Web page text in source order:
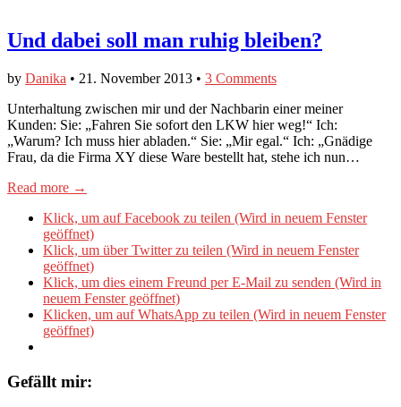
Und dabei soll man ruhig bleiben?
by Danika • 21. November 2013 • 3 Comments
Unterhaltung zwischen mir und der Nachbarin einer meiner
Kunden: Sie: „Fahren Sie sofort den LKW hier weg!“ Ich:
„Warum? Ich muss hier abladen.“ Sie: „Mir egal.“ Ich: „Gnädige
Frau, da die Firma XY diese Ware bestellt hat, stehe ich nun…
Read more →
Klick, um auf Facebook zu teilen (Wird in neuem Fenster
geöffnet)
Klick, um über Twitter zu teilen (Wird in neuem Fenster
geöffnet)
Klick, um dies einem Freund per E-Mail zu senden (Wird in
neuem Fenster geöffnet)
Klicken, um auf WhatsApp zu teilen (Wird in neuem Fenster
geöffnet)
Gefällt mir: